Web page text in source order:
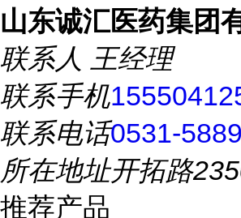
山东诚汇医药集团
联系人 王经理
联系手机
联系电话0531-
所在地址开拓路
推荐产品